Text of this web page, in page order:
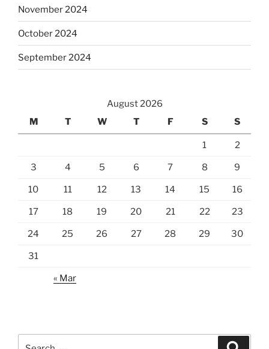
November 2024
October 2024
September 2024
August 2026
M
T W T F S S
1 2
3 4 5 6 7 8 9
10 11 12 13 14 15 16
17 18 19 20 21 22 23
24 25 26 27 28 29 30
31
« Mar